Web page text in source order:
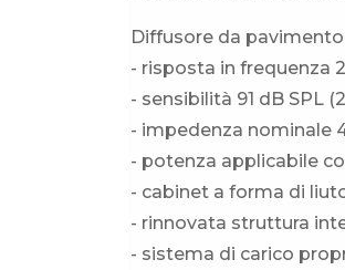
Diffusore da
- risposta in frequenza
- sensibilità 91 dB SPL
- impedenza nominale
- potenza applicabile
- cabinet a forma di
- rinnovata struttura
- sistema di carico